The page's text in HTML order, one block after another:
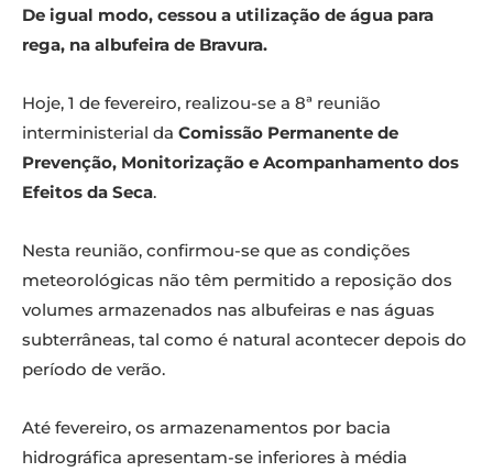
De igual modo, cessou a utilização de água para
rega, na albufeira de Bravura.
Hoje, 1 de fevereiro, realizou-se a 8ª reunião
interministerial da Comissão Permanente de
Prevenção, Monitorização e Acompanhamento dos
Efeitos da Seca.
Nesta reunião, confirmou-se que as condições
meteorológicas não têm permitido a reposição dos
volumes armazenados nas albufeiras e nas águas
subterrâneas, tal como é natural acontecer depois do
período de verão.
Até fevereiro, os armazenamentos por bacia
hidrográfica apresentam-se inferiores à média